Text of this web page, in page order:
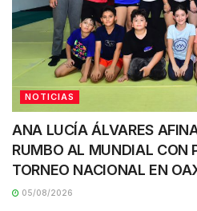
NOTICIAS
ANA LUCÍA ÁLVARES
RUMBO AL MUNDIAL CON
TORNEO NACIONAL EN
05/08/2026